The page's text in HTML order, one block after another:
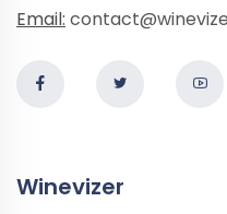
Email:
Winevizer